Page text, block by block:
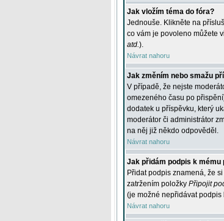
Jak vložím téma do fóra?
Jednouše. Klikněte na
co vám je povoleno můžete
atd.).
Návrat nahoru
Jak změním nebo smažu
V případě, že nejste
omezeného času po
dodatek u příspěvku, který
moderátor či administrátor
na něj již někdo odpověděl.
Návrat nahoru
Jak přidám podpis k mému
Přidat podpis znamená, že
zatržením položky Připojit
(je možné nepřidávat
Návrat nahoru